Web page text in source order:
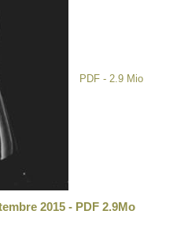
PDF - 2.9 Mio
2015 - PDF 2.9Mo